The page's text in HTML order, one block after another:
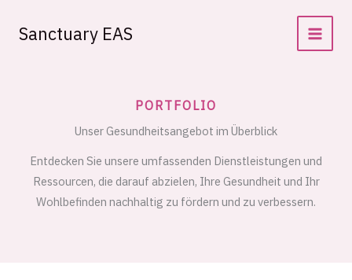
InhaltSanctuary EAS
PORTFOLIO
Unser Gesundheitsangebot im Überblick
Entdecken Sie unsere umfassenden Dienstleistungen und
Ressourcen, die darauf abzielen, Ihre Gesundheit und Ihr
Wohlbefinden nachhaltig zu fördern und zu verbessern.